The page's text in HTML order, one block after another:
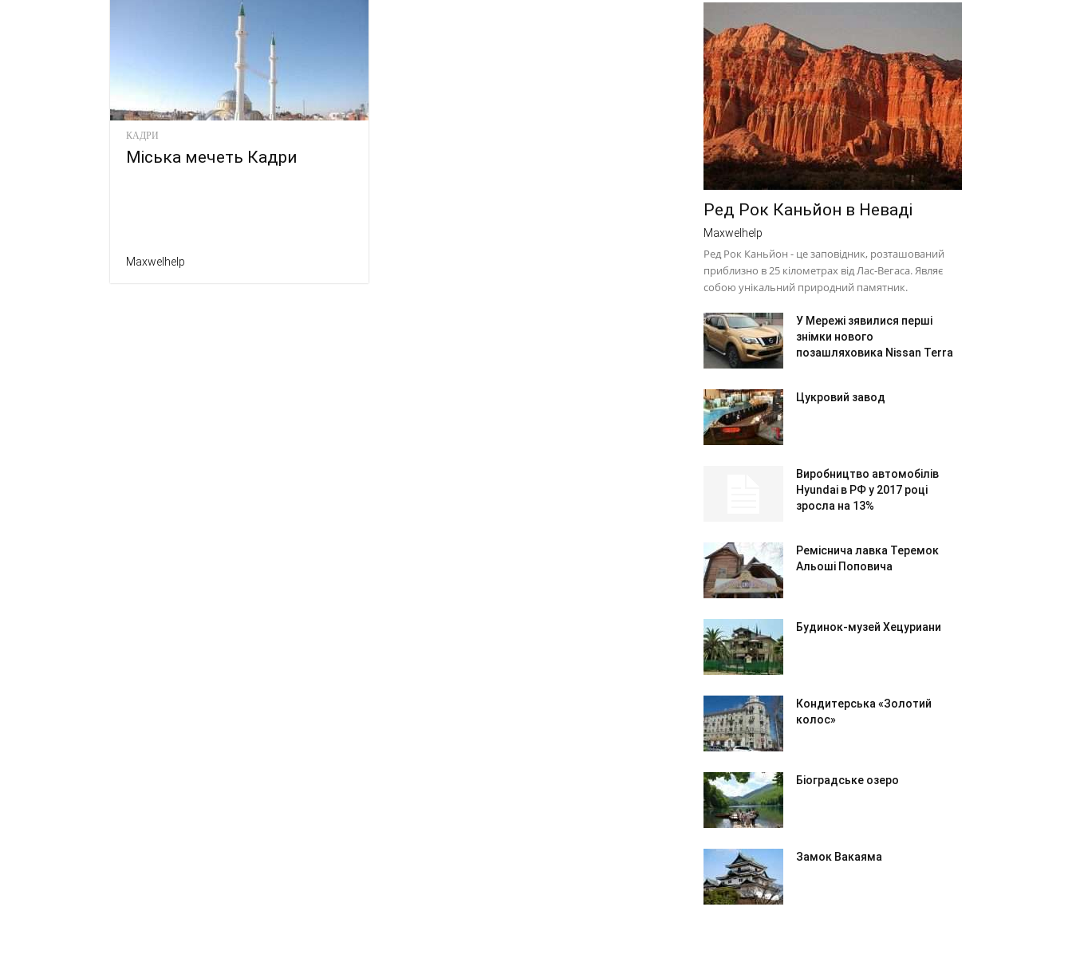
КАДРИ
Міська мечеть Кадри
Maxwelhelp
Ред Рок Каньйон в Неваді
Maxwelhelp
Ред Рок Каньйон - це заповідник, розташований
приблизно в 25 кілометрах від Лас-Вегаса. Являє
собою унікальний природний памятник.
У Мережі зявилися перші
знімки нового
позашляховика Nissan Terra
Цукровий завод
Виробництво автомобілів
Hyundai в РФ у 2017 році
зросла на 13%
Реміснича лавка Теремок
Альоші Поповича
Будинок-музей Хецуриани
Кондитерська «Золотий
колос»
Біоградське озеро
Замок Вакаяма